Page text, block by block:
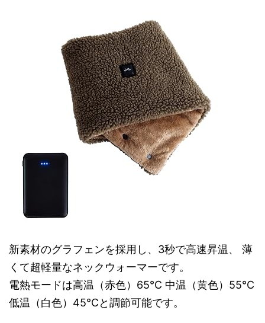
新素材のグラフェンを採用し、3秒で高速昇温、 薄
くて超軽量なネックウォーマーです。
電熱モードは高温（赤色）65℃ 中温（黄色）55℃
低温（白色）45℃と調節可能です。